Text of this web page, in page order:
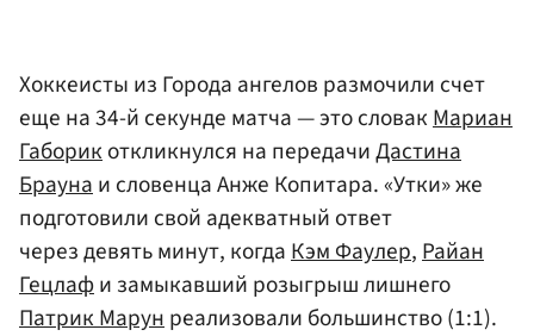
Хоккеисты из Города ангелов размочили счет
еще на 34-й секунде матча — это словак Мариан
Габорик откликнулся на передачиДастина
Брауна и словенца Анже Копитара. «Утки» же
подготовили свой адекватный ответ
через девять минут, когда Кэм Фаулер, Райан
Гецлафи замыкавший розыгрыш лишнего
Патрик Марун реализовали большинство (1:1).